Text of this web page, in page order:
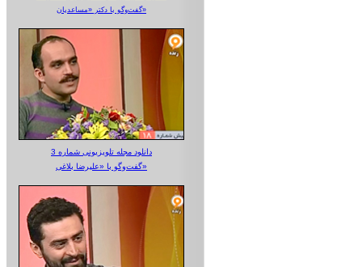
گفت‌وگو با دکتر «مساعدیان»
دانلود مجله تلویزیونی شماره 3
گفت‌وگو با «علیرضا بلاغی»